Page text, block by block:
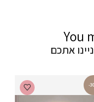
You
אתכם
-